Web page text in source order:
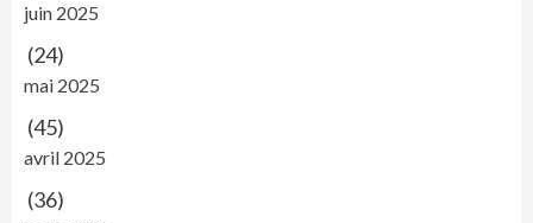
juin 2025
(24)
mai 2025
(45)
avril 2025
(36)